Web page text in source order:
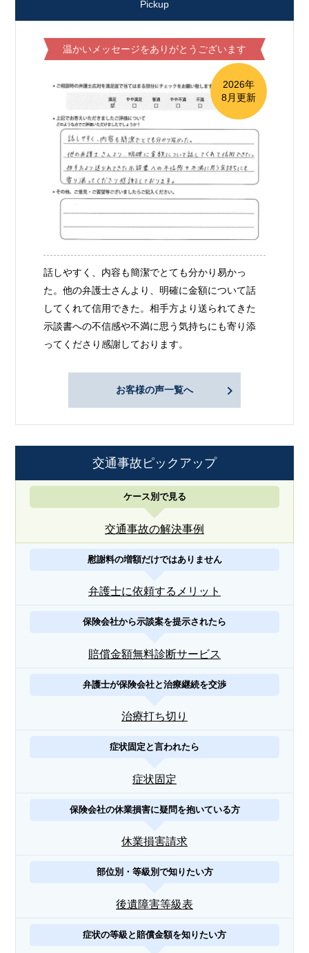
Pickup
温かいメッセージをありがとうございます
2026年
8月更新
話しやすく、内容も簡潔でとても分かり易かっ
た。他の弁護士さんより、明確に金額について話
してくれて信用できた。相手方より送られてきた
示談書への不信感や不満に思う気持ちにも寄り添
ってくださり感謝しております。
お客様の声一覧へ
交通事故ピックアップ
ケース別で見る
交通事故の解決事例
慰謝料の増額だけではありません
弁護士に依頼するメリット
保険会社から示談案を提示されたら
賠償金額無料診断サービス
弁護士が保険会社と治療継続を交渉
治療打ち切り
症状固定と言われたら
症状固定
保険会社の休業損害に疑問を抱いている方
休業損害請求
部位別・等級別で知りたい方
後遺障害等級表
症状の等級と賠償金額を知りたい方